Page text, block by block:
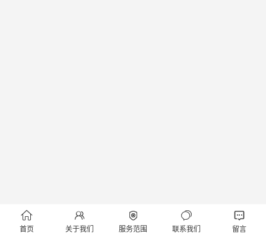

首页

关于我们

服务范围

联系我们

留言